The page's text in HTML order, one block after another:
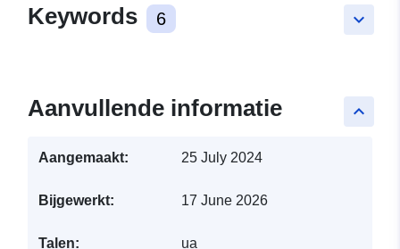
keyboard_arrow_down
Keywords 6
keyboard_arrow_up
Aanvullende informatie
Aangemaakt: 25 July 2024
Bijgewerkt: 17 June 2026
Talen: ua